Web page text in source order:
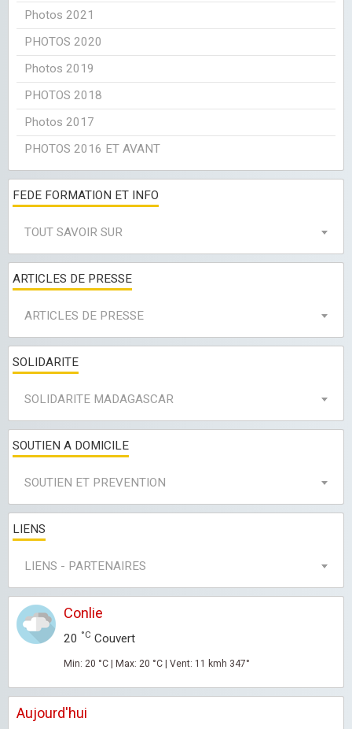
Photos 2021
PHOTOS 2020
Photos 2019
PHOTOS 2018
Photos 2017
PHOTOS 2016 ET AVANT
FEDE FORMATION ET INFO
TOUT SAVOIR SUR
ARTICLES DE PRESSE
ARTICLES DE PRESSE
SOLIDARITE
SOLIDARITE MADAGASCAR
SOUTIEN A DOMICILE
SOUTIEN ET PREVENTION
LIENS
LIENS - PARTENAIRES
Conlie
20 °C Couvert
Min: 20 °C | Max: 20 °C | Vent: 11 kmh 347°
Aujourd'hui